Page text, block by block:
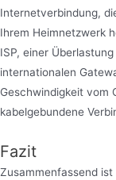
Internetverbindung,
Ihrem Heimnetzwerk
ISP, einer
internationalen
Geschwindigkeit vom
kabelgebundene
Fazit
Zusammenfassend